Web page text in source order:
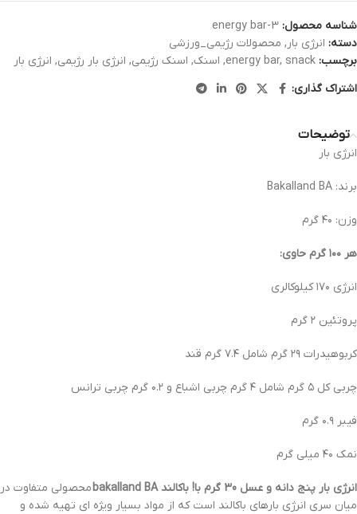
شناسه محصول: energy bar-3
دسته: انرژی بار , محصولات رژیمی_ورزشی
برچسب:
energy bar, snack
, اسنک, اسنک رژیمی, انرژي بار رژیمی, انرژی بار
اشتراک گذاری:
توضیحات
انرژی بار
برند: Bakalland BA
وزن: ۴۰ گرم
هر ۱۰۰ گرم حاوی:
انرژی ۱۷۰ کیلوکالری
پروتئین ۲ گرم
کربوهیدرات ۲۹ گرم شامل ۷.۴ گرم قند
چربی کل ۵ گرم شامل ۴ گرم چربی اشباع و ۰.۲ گرم چربی ترانس
فیبر ۰.۹ گرم
نمک ۴۰ میلی گرم
انرژی بار پنج دانه و عسل 30 گرم با! باکالند bakalland BA
محصولی متفاوت در
میان سری انرژی بارهای باکالند است که از مواد بسیار ویژه ای تهیه شده و